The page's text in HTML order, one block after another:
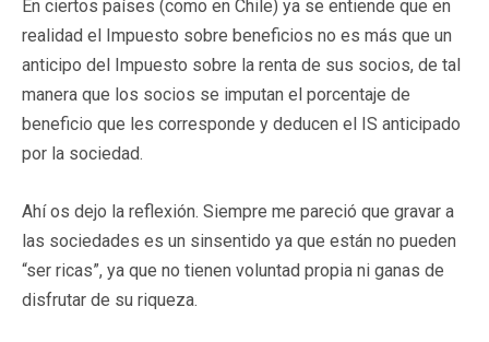
En ciertos países (como en Chile) ya se entiende que en
realidad el Impuesto sobre beneficios no es más que un
anticipo del Impuesto sobre la renta de sus socios, de tal
manera que los socios se imputan el porcentaje de
beneficio que les corresponde y deducen el IS anticipado
por la sociedad.
Ahí os dejo la reflexión. Siempre me pareció que gravar a
las sociedades es un sinsentido ya que están no pueden
“ser ricas”, ya que no tienen voluntad propia ni ganas de
disfrutar de su riqueza.